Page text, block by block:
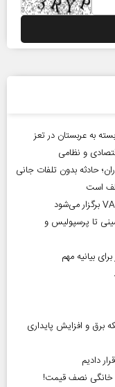
به عربستان در تعز
و نظامی
حادثه بدون تلفات جانی
است
تا پرسپولیس و
بیانیه مهم
برق و افزایش پایداری
دادیم